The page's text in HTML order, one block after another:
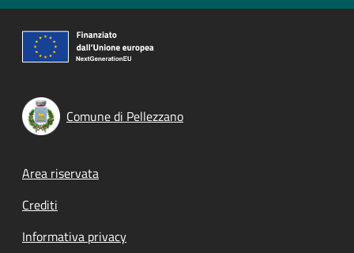
Comune di Pellezzano
Footer menu
Area riservata
Crediti
Informativa privacy